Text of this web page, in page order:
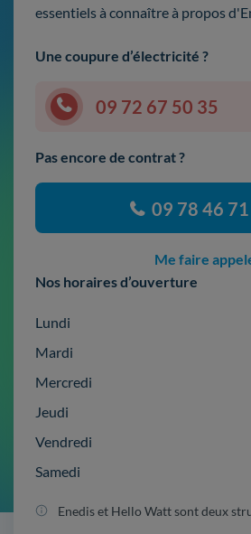
essentiels à connaître à propos
Une coupure d’électricité ?
09 72 67 50 35
Pas encore de contrat ?
09 78 46
Me faire
Nos horaires d’ouverture
Lundi
Mardi
Mercredi
Jeudi
Vendredi
Samedi
Enedis et Hello Watt sont deux